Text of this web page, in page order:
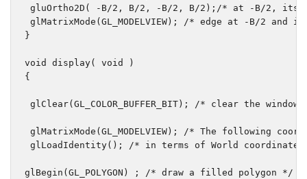
gluOrtho2D ( - B/2 , B/2 , - B/2 , B/2 ); /* at -B/2, its
glMatrixMode ( GL_MODELVIEW );
/* edge at -B/2 and
}
void display( void
)
{
glClear( GL_COLOR_BUFFER_BIT ); /* clear the window
glMatrixMode ( GL_MODELVIEW );
/* The following
glLoadIdentity(); /* in terms of World
glBegin ( GL_POLYGON ) ;
/* draw a filled polygon */